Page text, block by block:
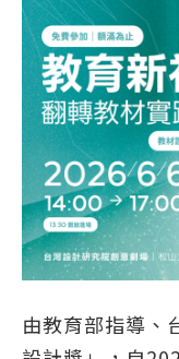
由教育部指導、